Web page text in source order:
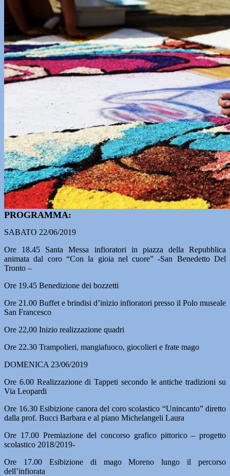
PROGRAMMA:
SABATO 22/06/2019
Ore 18.45 Santa Messa infioratori in piazza della Repubblica
animata dal coro “Con la gioia nel cuore” -San Benedetto Del
Tronto –
Ore 19.45 Benedizione dei bozzetti
Ore 21.00 Buffet e brindisi d’inizio infioratori presso il Polo museale
San Francesco
Ore 22,00 Inizio realizzazione quadri
Ore 22.30 Trampolieri, mangiafuoco, giocolieri e frate mago
DOMENICA 23/06/2019
Ore 6.00 Realizzazione di Tappeti secondo le antiche tradizioni su
Via Leopardi
Ore 16.30 Esibizione canora del coro scolastico “Unincanto” diretto
dalla prof. Bucci Barbara e al piano Michelangeli Laura
Ore 17.00 Premiazione del concorso grafico pittorico – progetto
scolastico 2018/2019-
Ore 17.00 Esibizione di mago Moreno lungo il percorso
dell’infiorata